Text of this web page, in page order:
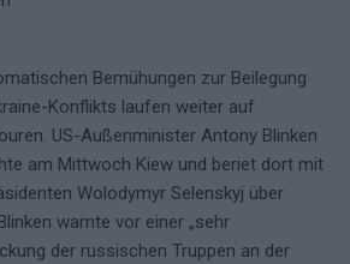
Bemühungen zur Beilegung
Konflikts laufen weiter auf
US-Außenminister Antony Blinken
am Mittwoch Kiew und beriet dort mit
Wolodymyr Selenskyj über
warnte vor einer „sehr
der russischen Truppen an der